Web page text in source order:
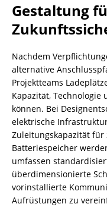
Gestaltung
Nachdem
alternative
Projektteams
Kapazität,
können. Bei
elektrische
Zuleitungskapazität für
Batteriespeicher
umfassen
überdimensionierte
vorinstallierte
Aufrüstungen zu